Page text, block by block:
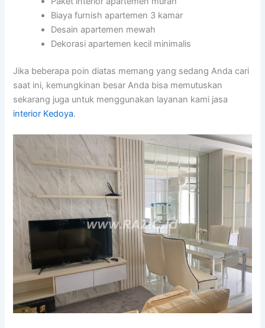
Biaya furnish apartemen 3 kamar
Desain apartemen mewah
Dekorasi apartemen kecil minimalis
Jika beberapa poin diatas memang yang sedang Anda cari
saat ini, kemungkinan besar Anda bisa memutuskan
sekarang juga untuk menggunakan layanan kami jasa
interior Kedoya.